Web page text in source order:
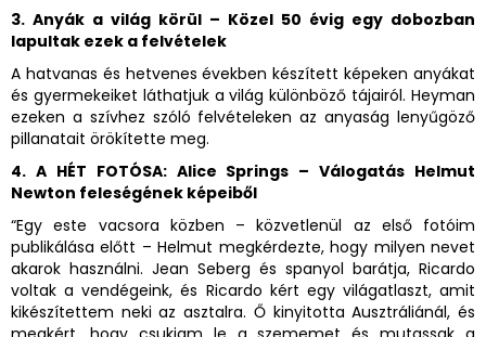
3. Anyák a világ körül – Közel 50 évig egy dobozban
lapultak ezek a felvételek
A hatvanas és hetvenes években készített képeken anyákat
és gyermekeiket láthatjuk a világ különböző tájairól. Heyman
ezeken a szívhez szóló felvételeken az anyaság lenyűgöző
pillanatait örökítette meg.
4. A HÉT FOTÓSA: Alice Springs – Válogatás Helmut
Newton feleségének képeiből
“Egy este vacsora közben – közvetlenül az első fotóim
publikálása előtt – Helmut megkérdezte, hogy milyen nevet
akarok használni. Jean Seberg és spanyol barátja, Ricardo
voltak a vendégeink, és Ricardo kért egy világatlaszt, amit
kikészítettem neki az asztalra. Ő kinyitotta Ausztráliánál, és